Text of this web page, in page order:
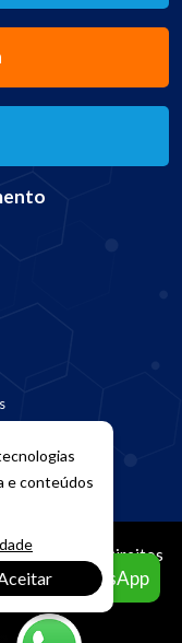
. Todos os Direitos
pelo WhatsApp
e conteúdos